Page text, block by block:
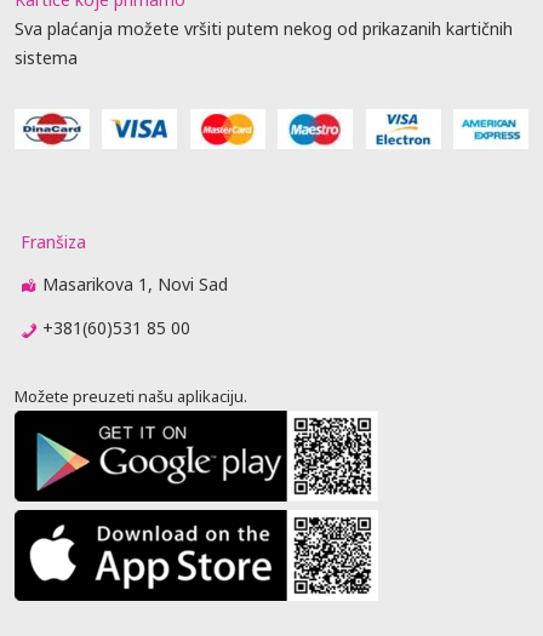
Sva plaćanja možete vršiti putem nekog od prikazanih kartičnih
sistema
Franšiza
Masarikova 1, Novi Sad
+381(60)531 85 00
Možete preuzeti našu aplikaciju.